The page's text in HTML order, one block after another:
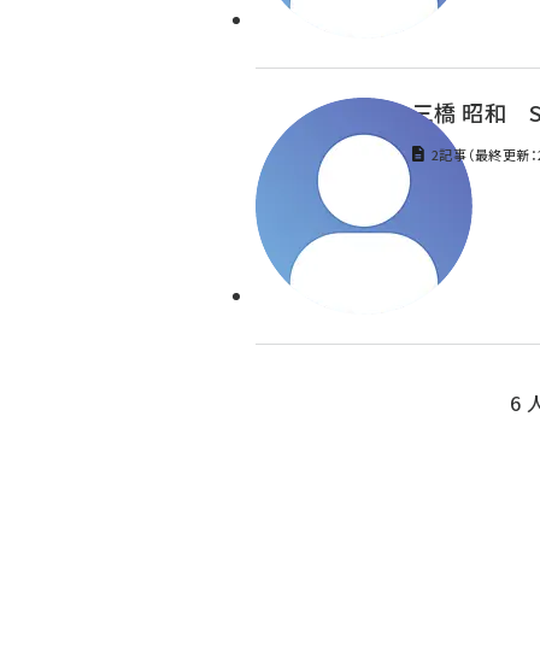
三橋 昭和
2記事（最終更新
6